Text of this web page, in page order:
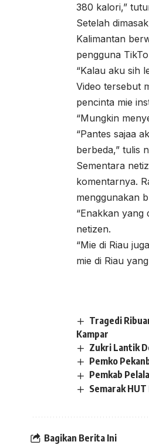
380 kalori,”
Setelah
Kalimantan
pengguna
“Kalau aku sih
Video tersebut
pencinta mie
“Mungkin
“Pantes sajaa
berbeda,” tulis
Sementara
komentarnya.
menggunakan
“Enakkan yang
netizen.
“Mie di Riau
mie di Riau
Tragedi
Kampar
Zukri Lantik
Pemko
Pemkab
Semarak
Bagikan Berita Ini